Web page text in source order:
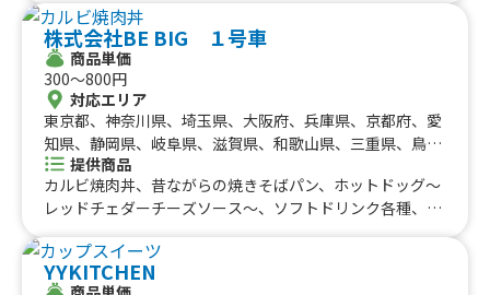
ト、アイスブリュレクレープ、黄桃氷、大吉からあげ、削
りマンゴー、いちご氷、かき氷、からあげ弁当、大吉から
あげ丼、とろとろ杏仁豆腐、台湾からあげ、ジーロー飯、
ルーロー飯、トロトロ豚バラ軟骨角煮飯、チキンオーバー
ライス、鶏皮せんべい、MAXポテト、中津からあげ
株式会社BE BIG １号車
商品単価
300〜800円
対応エリア
東京都、神奈川県、埼玉県、大阪府、兵庫県、京都府、愛
知県、静岡県、岐阜県、滋賀県、和歌山県、三重県、鳥取
県、島根県、岡山県、広島県、徳島県、香川県、愛媛県、
高知県
提供商品
カルビ焼肉丼、昔ながらの焼きそばパン、ホットドッグ〜
レッドチェダーチーズソース〜、ソフトドリンク各種、フ
ルコール類、昔ながらの屋台ラーメン、スパイシーカレ
ー、炙りロース串、じゃんぼ焼き鳥、大盛り焼きそば、炙
YYKITCHEN